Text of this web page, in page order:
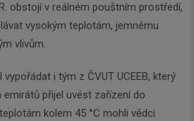
obstojí v reálném pouštním prostředí,
vysokým teplotám, jemnému
vlivům.
i tým z ČVUT UCEEB, který
emirátů přijel uvést zařízení do
kolem 45 °C mohli vědci